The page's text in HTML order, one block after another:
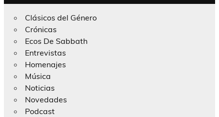
Clásicos del Género
Crónicas
Ecos De Sabbath
Entrevistas
Homenajes
Música
Noticias
Novedades
Podcast